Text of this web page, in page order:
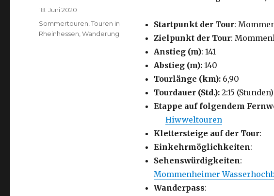
Startpunkt der Tour:
Zielpunkt der Tour:
Anstieg (m): 141
Abstieg (m):140
Tourlänge (km): 6,90
Tourdauer (Std.):2:15 (Stunden)
Etappe auf folgendem
Hiwweltouren
Klettersteige auf der Tour:
Einkehrmöglichkeiten:
Sehenswürdigkeiten:
Mommenheimer
Wanderpass:
Veröffentlicht
18. Juni 2020
Kategorien
Sommertouren ,Touren in
Rheinhessen ,Wanderung